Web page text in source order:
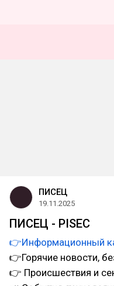
ПИСЕЦ
19.11.2025
ПИСЕЦ - PISEC
👉Информационный
‎👉Горячие новости,
‎👉 Происшествия и